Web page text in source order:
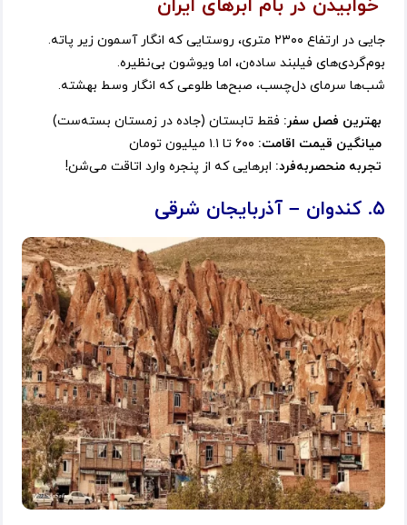
خوابیدن در بام ابرهای ایران
جایی در ارتفاع ۲۳۰۰ متری، روستایی که انگار آسمون زیر پاته.
بوم‌گردی‌های فیلبند ساده‌ن، اما ویوشون بی‌نظیره.
شب‌ها سرمای دل‌چسب، صبح‌ها طلوعی که انگار وسط بهشته.
بهترین فصل سفر: فقط تابستان (جاده در زمستان بسته‌ست)
میانگین قیمت اقامت:
تجربه منحصربه‌فرد: ابرهایی که از پنجره وارد اتاقت می‌شن!
۵. کندوان – آذربایجان شرقی